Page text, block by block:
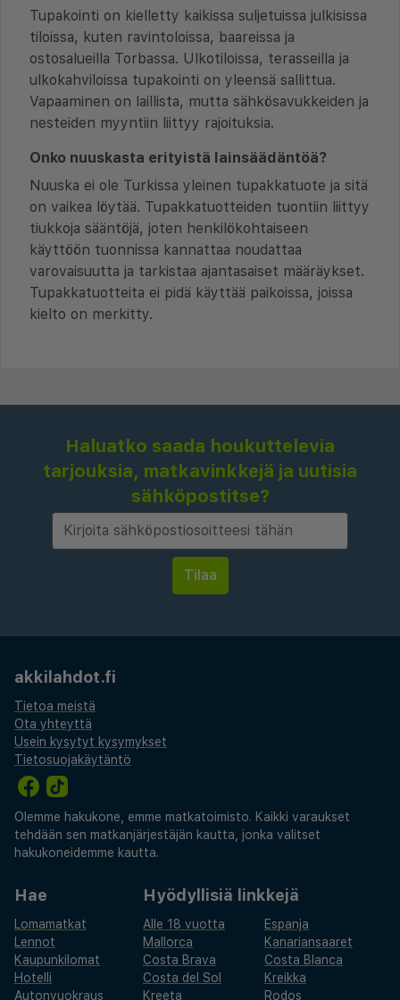
Tupakointi on kielletty kaikissa suljetuissa julkisissa
tiloissa, kuten ravintoloissa, baareissa ja
ostosalueilla Torbassa. Ulkotiloissa, terasseilla ja
ulkokahviloissa tupakointi on yleensä sallittua.
Vapaaminen on laillista, mutta sähkösavukkeiden ja
nesteiden myyntiin liittyy rajoituksia.
Onko nuuskasta erityistä lainsäädäntöä?
Nuuska ei ole Turkissa yleinen tupakkatuote ja sitä
on vaikea löytää. Tupakkatuotteiden tuontiin liittyy
tiukkoja sääntöjä, joten henkilökohtaiseen
käyttöön tuonnissa kannattaa noudattaa
varovaisuutta ja tarkistaa ajantasaiset määräykset.
Tupakkatuotteita ei pidä käyttää paikoissa, joissa
kielto on merkitty.
Haluatko saada houkuttelevia
tarjouksia, matkavinkkejä ja uutisia
sähköpostitse?
akkilahdot.fi
Tietoa meistä
Ota yhteyttä
Usein kysytyt kysymykset
Tietosuojakäytäntö
Olemme hakukone, emme matkatoimisto. Kaikki varaukset
tehdään sen matkanjärjestäjän kautta, jonka valitset
hakukoneidemme kautta.
Hae
Lomamatkat
Lennot
Kaupunkilomat
Hotelli
Autonvuokraus
Hyödyllisiä linkkejä
Alle 18 vuotta
Espanja
Mallorca
Kanariansaaret
Costa Brava
Costa Blanca
Costa del Sol
Kreikka
Kreeta
Rodos